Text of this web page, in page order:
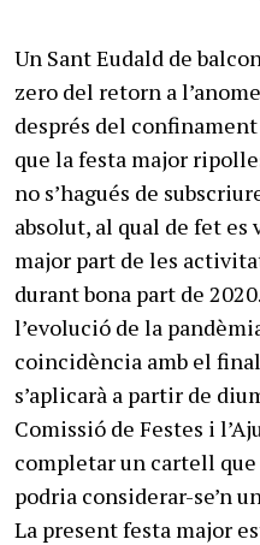
Un Sant Eudald de
zero del retorn a
després del
que la festa major
no s’hagués de
absolut, al qual de fet es
major part de les
durant bona part de
l’evolució de la
coincidència amb el final
s’aplicarà a partir de
Comissió de Festes i
completar un cartell que
podria considerar-se’n
La present festa major